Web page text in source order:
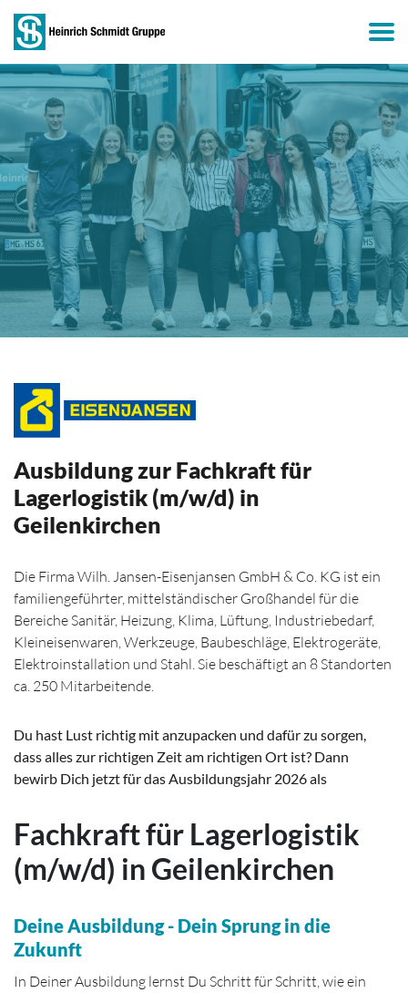
Ausbildung zur Fachkraft für
Lagerlogistik (m/w/d) in
Geilenkirchen
Die Firma Wilh. Jansen-Eisenjansen GmbH & Co. KG ist ein
familiengeführter, mittelständischer Großhandel für die
Bereiche Sanitär, Heizung, Klima, Lüftung, Industriebedarf,
Kleineisenwaren, Werkzeuge, Baubeschläge, Elektrogeräte,
Elektroinstallation und Stahl. Sie beschäftigt an 8 Standorten
ca. 250 Mitarbeitende.
Du hast Lust richtig mit anzupacken und dafür zu sorgen,
dass alles zur richtigen Zeit am richtigen Ort ist? Dann
bewirb Dich jetzt für das Ausbildungsjahr 2026 als
Fachkraft für Lagerlogistik
(m/w/d) in Geilenkirchen
Deine Ausbildung - Dein Sprung in die
Zukunft
In Deiner Ausbildung lernst Du Schritt für Schritt, wie ein